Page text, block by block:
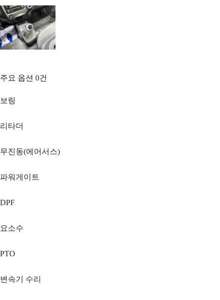
주요 옵션 0건
보링
리타더
무진동(에어서스)
파워게이트
DPF
요소수
PTO
변속기 수리